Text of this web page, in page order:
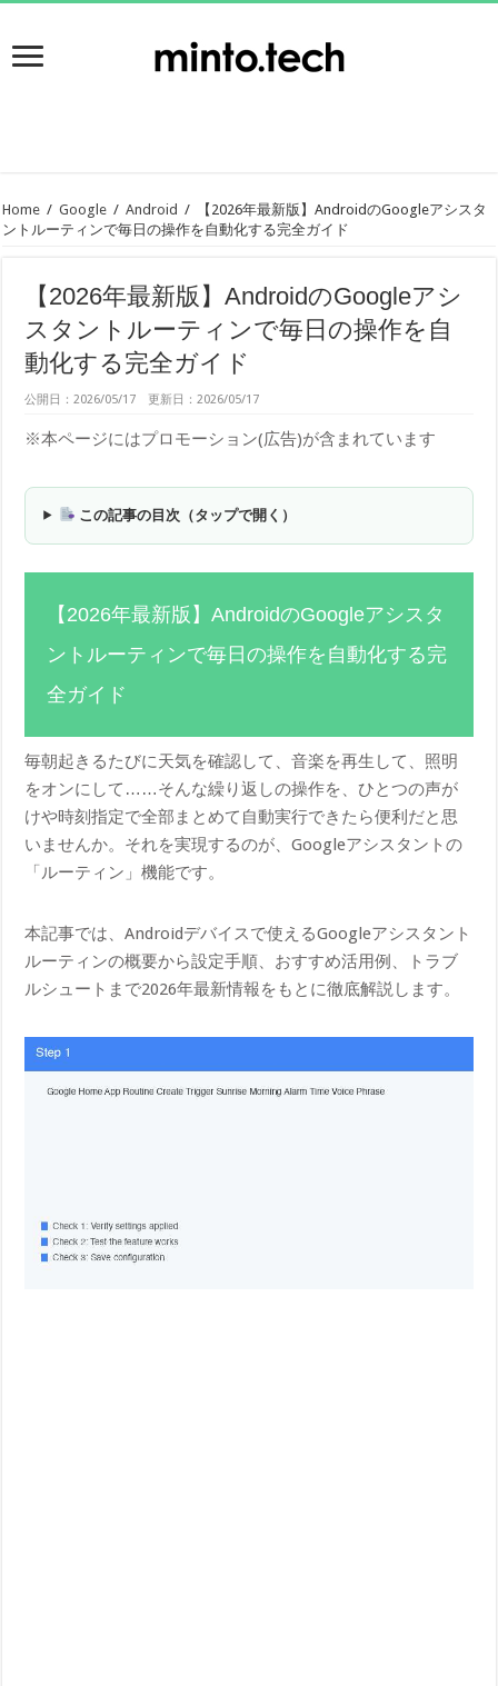
Home / Google / Android /
【2026年最新版】AndroidのGoogleアシスタ
ントルーティンで毎日の操作を自動化する完全ガイド
【2026年最新版】AndroidのGoogleアシ
スタントルーティンで毎日の操作を自
動化する完全ガイド
公開日：2026/05/17 更新日：2026/05/17
※本ページにはプロモーション(広告)が含まれています
この記事の目次（タップで開く）
【2026年最新版】AndroidのGoogleアシスタ
ントルーティンで毎日の操作を自動化する完
全ガイド
毎朝起きるたびに天気を確認して、音楽を再生して、照明
をオンにして……そんな繰り返しの操作を、ひとつの声が
けや時刻指定で全部まとめて自動実行できたら便利だと思
いませんか。それを実現するのが、Googleアシスタントの
「ルーティン」機能です。
本記事では、Androidデバイスで使えるGoogleアシスタント
ルーティンの概要から設定手順、おすすめ活用例、トラブ
ルシュートまで2026年最新情報をもとに徹底解説します。